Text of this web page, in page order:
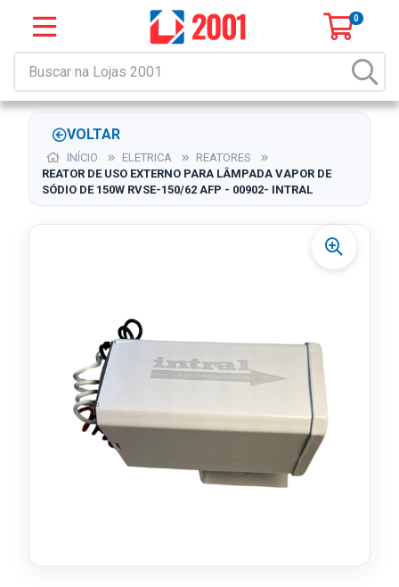
0
VOLTAR
INÍCIO ELETRICA
REATORES
REATOR DE USO EXTERNO PARA LÂMPADA VAPOR DE
SÓDIO DE 150W RVSE-150/62 AFP - 00902- INTRAL